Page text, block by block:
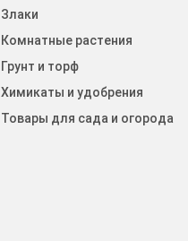
Злаки
Комнатные растения
Грунт и торф
Химикаты и удобрения
Товары для сада и огорода